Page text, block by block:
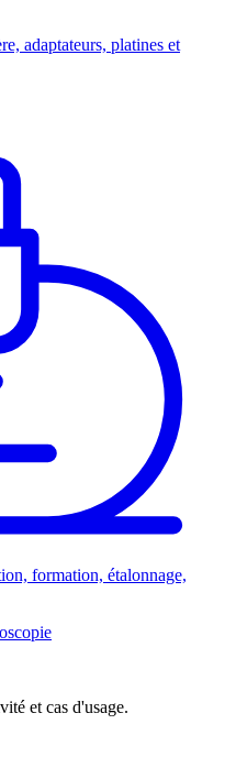
adaptateurs, platines et
formation, étalonnage,
et cas d'usage.